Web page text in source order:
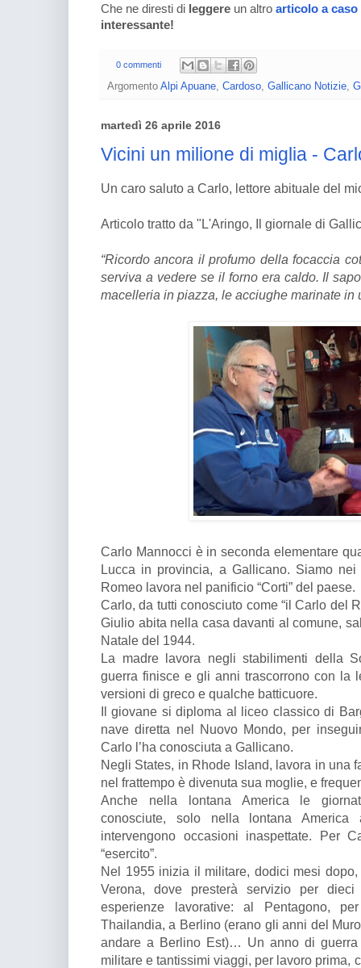
Che ne diresti di leggere un altro articolo a caso
interessante!
0 commenti
Argomento Alpi Apuane Cardoso Gallicano Notizie
martedì 26 aprile 2016
Vicini un milione di miglia -
Un caro saluto a Carlo, lettore abituale del
Articolo tratto da "L'Aringo, Il giornale di
“Ricordo ancora il profumo della focaccia
serviva a vedere se il forno era caldo. Il
macelleria in piazza, le acciughe marinate in
Carlo Mannocci è in seconda elementare
Lucca in provincia, a Gallicano. Siamo
Romeo lavora nel panificio “Corti” del paese.
Carlo, da tutti conosciuto come “il Carlo del
Giulio abita nella casa davanti al comune,
Natale del 1944.
La madre lavora negli stabilimenti della
guerra finisce e gli anni trascorrono con la
versioni di greco e qualche batticuore.
Il giovane si diploma al liceo classico di
nave diretta nel Nuovo Mondo, per
Carlo l’ha conosciuta a Gallicano.
Negli States, in Rhode Island, lavora in una
nel frattempo è divenuta sua moglie, e
Anche nella lontana America le
conosciute, solo nella lontana
intervengono occasioni inaspettate. Per
“esercito”.
Nel 1955 inizia il militare, dodici mesi
Verona, dove presterà servizio per dieci
esperienze lavorative: al Pentagono,
Thailandia, a Berlino (erano gli anni del
andare a Berlino Est)… Un anno di
militare e tantissimi viaggi, per lavoro prima,